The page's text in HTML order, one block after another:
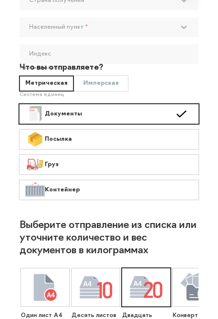
Населенный пункт *
Индекс
Необязательно
Что вы отправляете?
Метрическая Имперская
Система единиц
Документы
Посылка
Груз
Контейнер
Выберите отправление из списка или
уточните количество и вес
документов в килограммах
Один лист А4
Десять листов
Двадцать
Конверт до 40